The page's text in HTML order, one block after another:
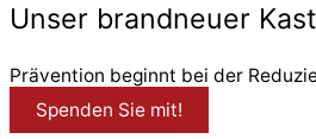
Unser brandneuer
Prävention beginnt bei der
Spenden Sie mit!